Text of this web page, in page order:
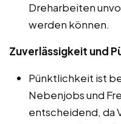
Dreharbeiten
werden können.
Zuverlässigkeit und
Pünktlichkeit ist
Nebenjobs und
entscheidend, da